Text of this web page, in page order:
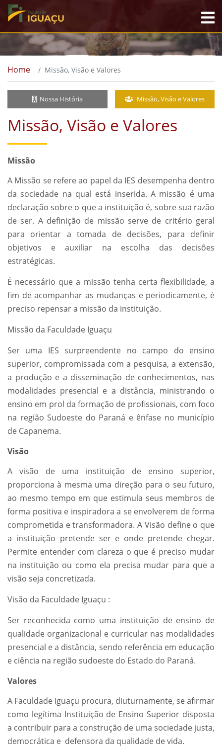
Home Missão, Visão e Valores
Nossa História Missão, Visão e Valores
Missão, Visão e Valores
Missão
A Missão se refere ao papel da IES desempenha dentro
da sociedade na qual está inserida. A missão é uma
declaração sobre o que a instituição é, sobre sua razão
de ser. A definição de missão serve de critério geral
para orientar a tomada de decisões, para definir
objetivos e auxiliar na escolha das decisões
estratégicas.
É necessário que a missão tenha certa flexibilidade, a
fim de acompanhar as mudanças e periodicamente, é
preciso repensar a missão da instituição.
Missão da Faculdade Iguaçu
Ser uma IES surpreendente no campo do ensino
superior, compromissada com a pesquisa, a extensão,
a produção e a disseminação de conhecimentos, nas
modalidades presencial e a distância, ministrando o
ensino em prol da formação de profissionais, com foco
na região Sudoeste do Paraná e ênfase no município
de Capanema.
Visão
A visão de uma instituição de ensino superior,
proporciona à mesma uma direção para o seu futuro,
ao mesmo tempo em que estimula seus membros de
forma positiva e inspiradora a se envolverem de forma
comprometida e transformadora. A Visão define o que
a instituição pretende ser e onde pretende chegar.
Permite entender com clareza o que é preciso mudar
na instituição ou como ela precisa mudar para que a
visão seja concretizada.
Visão da Faculdade Iguaçu :
Ser reconhecida como uma instituição de ensino de
qualidade organizacional e curricular nas modalidades
presencial e a distância, sendo referência em educação
e ciência na região sudoeste do Estado do Paraná.
Valores
A Faculdade Iguaçu procura, diuturnamente, se afirmar
como legítima Instituição de Ensino Superior disposta
a contribuir para a construção de uma sociedade justa,
democrática e defensora da qualidade de vida.